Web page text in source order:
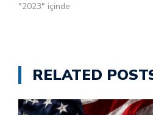
"2023" içinde
RELATED